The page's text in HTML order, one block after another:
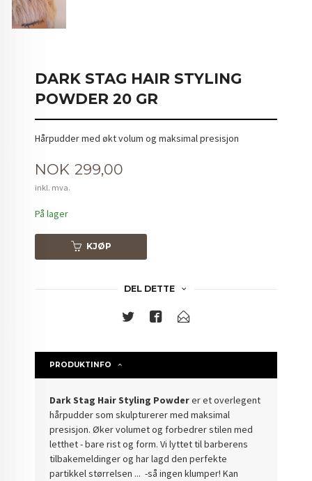
DARK STAG HAIR STYLING
POWDER 20 GR
Hårpudder med økt volum og maksimal presisjon
Pris
NOK 299,00
inkl. mva.
På lager
KJØP
DEL DETTE
PRODUKTINFO
Dark Stag Hair Styling Powderer et overlegent
hårpudder som skulpturerer med maksimal
presisjon. Øker volumet og forbedrer stilen med
letthet - bare rist og form. Vi lyttet til barberens
tilbakemeldinger og har lagd den perfekte
partikkel størrelsen ... -så ingen klumper! Kan